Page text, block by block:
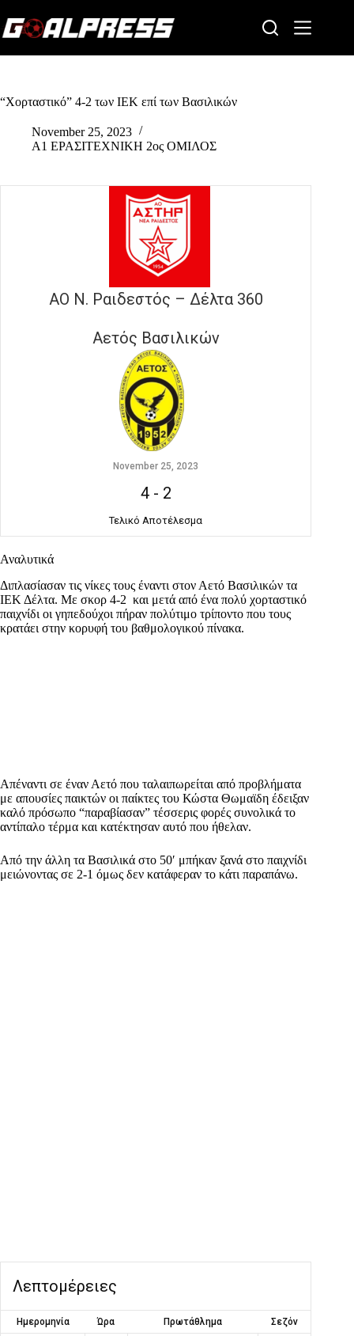
to
content
“Χορταστικό” 4-2 των ΙΕΚ επί των Βασιλικών
November 25, 2023
Α1 ΕΡΑΣΙΤΕΧΝΙΚΗ 2ος ΟΜΙΛΟΣ
ΑΟ Ν. Ραιδεστός – Δέλτα 360
Αετός Βασιλικών
November 25, 2023
4- 2
Τελικό Αποτέλεσμα
Αναλυτικά
Διπλασίασαν τις νίκες τους έναντι στον Αετό Βασιλικών τα
ΙΕΚ Δέλτα. Με σκορ 4-2 και μετά από ένα πολύ χορταστικό
παιχνίδι οι γηπεδούχοι πήραν πολύτιμο τρίποντο που τους
κρατάει στην κορυφή του βαθμολογικού πίνακα.
Απέναντι σε έναν Αετό που ταλαιπωρείται από προβλήματα
με απουσίες παικτών οι παίκτες του Κώστα Θωμαϊδη έδειξαν
καλό πρόσωπο “παραβίασαν” τέσσερις φορές συνολικά το
αντίπαλο τέρμα και κατέκτησαν αυτό που ήθελαν.
Από την άλλη τα Βασιλικά στο 50′ μπήκαν ξανά στο παιχνίδι
μειώνοντας σε 2-1 όμως δεν κατάφεραν το κάτι παραπάνω.
Λεπτομέρειες
Ημερομηνία Ώρα Πρωτάθλημα Σεζόν